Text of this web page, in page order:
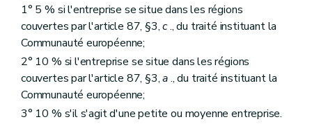
1° 5 % si l'entreprise se situe dans les régions
couvertes par l'article 87, §3,c., du traité instituant la
Communauté européenne;
2° 10 % si l'entreprise se situe dans les régions
couvertes par l'article 87, §3,a., du traité instituant la
Communauté européenne;
3° 10 % s'il s'agit d'une petite ou moyenne entreprise.